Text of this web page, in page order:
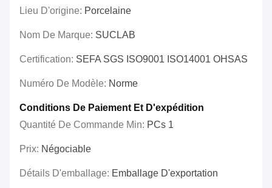
Lieu D'origine: Porcelaine
Nom De Marque: SUCLAB
Certification: SEFA SGS ISO9001 ISO14001 OHSAS
Numéro De Modèle: Norme
Conditions De Paiement Et D'expédition
Quantité De Commande Min: PCs 1
Prix: Négociable
Détails D'emballage: Emballage D'exportation